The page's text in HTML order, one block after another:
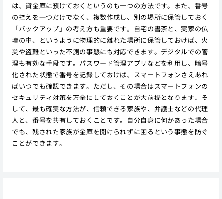
は、貸金庫に預けておくというのも一つの方法です。また、番号
の控えを一つだけでなく、複数作成し、別の場所に保管しておく
「バックアップ」の考え方も重要です。自宅の書斎と、実家の仏
壇の中、というように物理的に離れた場所に保管しておけば、火
災や盗難といった不測の事態にも対応できます。デジタルでの管
理も有効な手段です。パスワード管理アプリなどを利用し、暗号
化された状態で番号を記録しておけば、スマートフォンさえあれ
ばいつでも確認できます。ただし、その場合はスマートフォンの
セキュリティ対策を万全にしておくことが大前提となります。そ
して、最も確実な方法が、信頼できる家族や、弁護士などの代理
人と、番号を共有しておくことです。自分自身に何かあった場合
でも、残された家族が金庫を開けられずに困るという事態を防ぐ
ことができます。